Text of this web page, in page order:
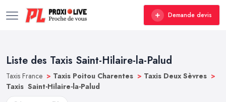
Demande devis
Liste des Taxis Saint-Hilaire-la-Palud
Taxis France > Taxis Poitou Charentes > Taxis Deux Sèvres >
Taxis Saint-Hilaire-la-Palud